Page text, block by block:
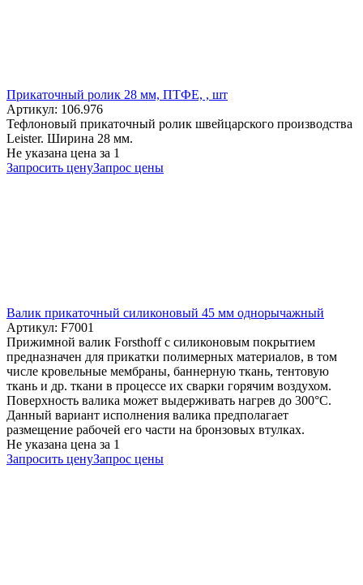
Прикаточный ролик 28 мм, ПТФЕ, , шт
Артикул: 106.976
Тефлоновый прикаточный ролик швейцарского производства
Leister. Ширина 28 мм.
Не указана цена за 1
Запросить ценуЗапрос цены
Валик прикаточный силиконовый 45 мм однорычажный
Артикул: F7001
Прижимной валик Forsthoff с силиконовым покрытием
предназначен для прикатки полимерных материалов, в том
числе кровельные мембраны, баннерную ткань, тентовую
ткань и др. ткани в процессе их сварки горячим воздухом.
Поверхность валика может выдерживать нагрев до 300°C.
Данный вариант исполнения валика предполагает
размещение рабочей его части на бронзовых втулках.
Не указана цена за 1
Запросить ценуЗапрос цены